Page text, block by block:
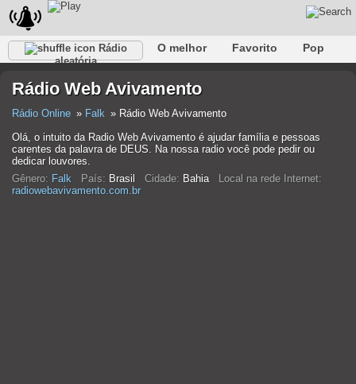
Rádio
aleatória
O melhor Favorito
Pop
Rap
Falk Jazz Bebê
Rádio Web Avivamento
Rádio Online Falk
Rádio Web Avivamento
Olá, o intuito da Radio Web Avivamento é ajudar família e pessoas
carentes da palavra de DEUS. Na nossa radio você pode pedir ou
dedicar louvores.
Gênero: Falk País: Brasil Cidade: Bahia
Local na rede Internet:
radiowebavivamento.com.br